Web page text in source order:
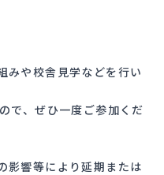
みや校舎見学などを行い
で、ぜひ一度ご参加くだ
影響等により延期または